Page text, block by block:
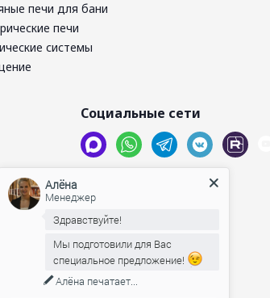
печи для бани
печи
системы
Социальные сети
Алёна
Менеджер
Здравствуйте!
Мы подготовили для Вас
специальное предложение!
Алёна печатает...